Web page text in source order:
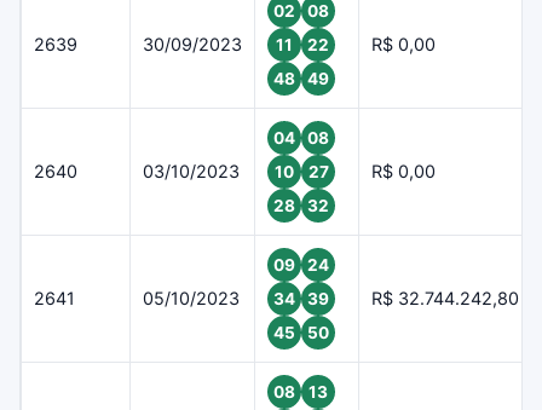
2639 30/09/2023
02
08
11
22
48
49
R$ 0,00
2640 03/10/2023
04
08
10
27
28
32
R$ 0,00
2641 05/10/2023
09
24
34
39
45
50
R$ 32.744.242,80
08 13